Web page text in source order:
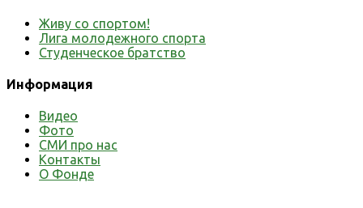
Живу со спортом!
Лига молодежного спорта
Студенческое братство
Информация
Видео
Фото
СМИ про нас
Контакты
О Фонде